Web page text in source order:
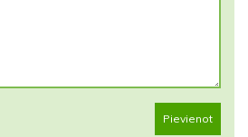
Pievienot